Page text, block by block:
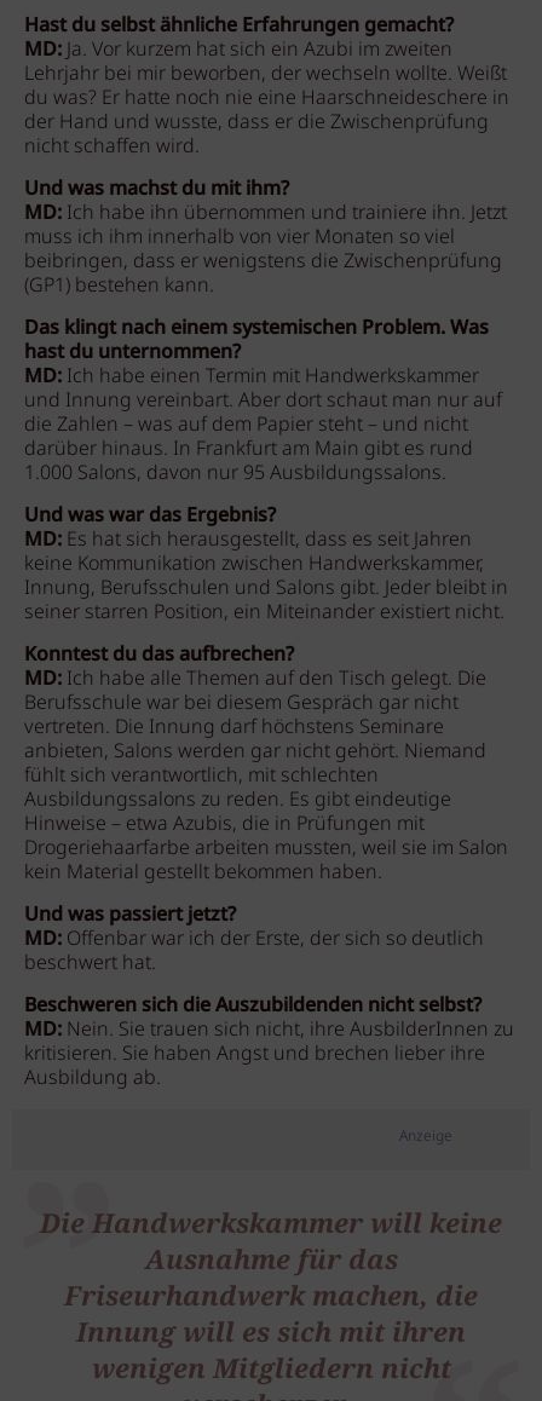
Hast du selbst ähnliche Erfahrungen gemacht?
MD:Ja. Vor kurzem hat sich ein Azubi im zweiten
Lehrjahr bei mir beworben, der wechseln wollte. Weißt
du was? Er hatte noch nie eine Haarschneideschere in
der Hand und wusste, dass er die Zwischenprüfung
nicht schaffen wird.
Und was machst du mit ihm?
MD: Ich habe ihn übernommen und trainiere ihn. Jetzt
muss ich ihm innerhalb von vier Monaten so viel
beibringen, dass er wenigstens die Zwischenprüfung
(GP1) bestehen kann.
Das klingt nach einem systemischen Problem. Was
hast du unternommen?
MD: Ich habe einen Termin mit Handwerkskammer
und Innung vereinbart. Aber dort schaut man nur auf
die Zahlen – was auf dem Papier steht – und nicht
darüber hinaus. In Frankfurt am Main gibt es rund
1.000 Salons, davon nur 95 Ausbildungssalons.
Und was war das Ergebnis?
MD: Es hat sich herausgestellt, dass es seit Jahren
keine Kommunikation zwischen Handwerkskammer,
Innung, Berufsschulen und Salons gibt. Jeder bleibt in
seiner starren Position, ein Miteinander existiert nicht.
Konntest du das aufbrechen?
MD: Ich habe alle Themen auf den Tisch gelegt. Die
Berufsschule war bei diesem Gespräch gar nicht
vertreten. Die Innung darf höchstens Seminare
anbieten, Salons werden gar nicht gehört. Niemand
fühlt sich verantwortlich, mit schlechten
Ausbildungssalons zu reden. Es gibt eindeutige
Hinweise – etwa Azubis, die in Prüfungen mit
Drogeriehaarfarbe arbeiten mussten, weil sie im Salon
kein Material gestellt bekommen haben.
Und was passiert jetzt?
MD: Offenbar war ich der Erste, der sich so deutlich
beschwert hat.
Beschweren sich die Auszubildenden nicht selbst?
MD: Nein. Sie trauen sich nicht, ihre AusbilderInnen zu
kritisieren. Sie haben Angst und brechen lieber ihre
Ausbildung ab.
Anzeige
Die Handwerkskammer will keine
Ausnahme für das
Friseurhandwerk machen, die
Innung will es sich mit ihren
wenigen Mitgliedern nicht